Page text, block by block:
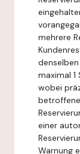
mehrere
maximal
wobei
einer
Warnung